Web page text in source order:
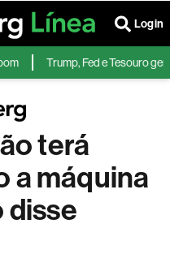
Login
Trump, Fed e Tesouro geram
terá
a máquina
disse